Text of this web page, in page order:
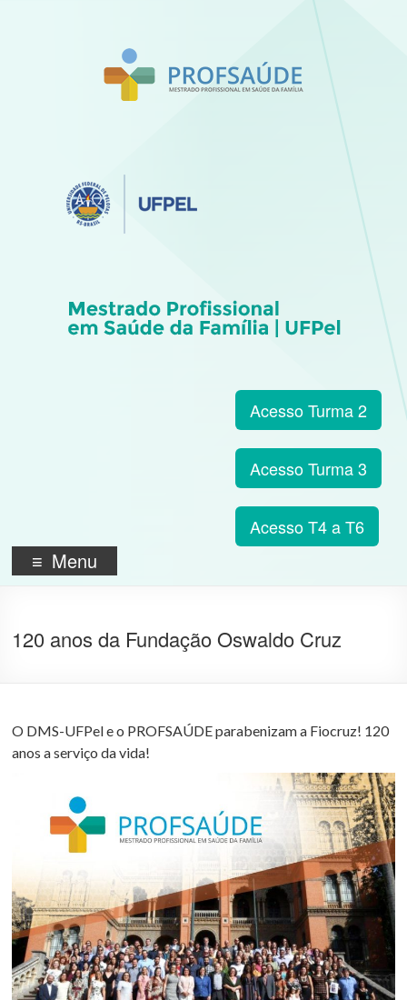
Acesso Turma 2
Acesso Turma 3
Acesso T4 a T6
Menu
120 anos da Fundação Oswaldo Cruz
O DMS-UFPel e o PROFSAÚDE parabenizam a Fiocruz! 120
anos a serviço da vida!